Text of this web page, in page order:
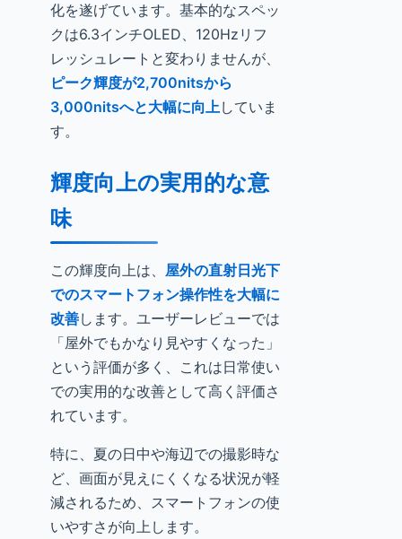
化を遂げています。基本的なスペッ
クは6.3インチOLED、120Hzリフ
レッシュレートと変わりませんが、
ピーク輝度が2,700nitsから
3,000nitsへと大幅に向上していま
す。
輝度向上の実用的な意
味
この輝度向上は、 屋外の直射日光下
でのスマートフォン操作性を大幅に
改善します。ユーザーレビューでは
「屋外でもかなり見やすくなった」
という評価が多く、これは日常使い
での実用的な改善として高く評価さ
れています。
特に、夏の日中や海辺での撮影時な
ど、画面が見えにくくなる状況が軽
減されるため、スマートフォンの使
いやすさが向上します。